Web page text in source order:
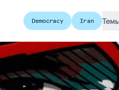
Democracy Iran